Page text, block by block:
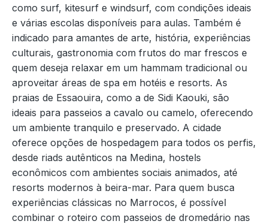
como surf, kitesurf e windsurf, com condições ideais
e várias escolas disponíveis para aulas. Também é
indicado para amantes de arte, história, experiências
culturais, gastronomia com frutos do mar frescos e
quem deseja relaxar em um hammam tradicional ou
aproveitar áreas de spa em hotéis e resorts. As
praias de Essaouira, como a de Sidi Kaouki, são
ideais para passeios a cavalo ou camelo, oferecendo
um ambiente tranquilo e preservado. A cidade
oferece opções de hospedagem para todos os perfis,
desde riads autênticos na Medina, hostels
econômicos com ambientes sociais animados, até
resorts modernos à beira-mar. Para quem busca
experiências clássicas no Marrocos, é possível
combinar o roteiro com passeios de dromedário nas